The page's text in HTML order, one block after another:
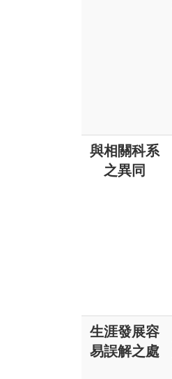
與相關科系
之異同
生涯發展容
易誤解之處